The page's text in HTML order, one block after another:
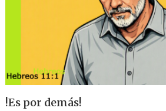
!Es por demás!